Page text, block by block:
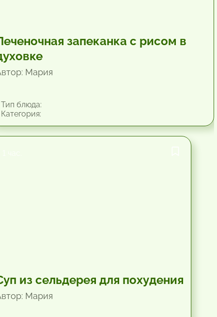
запеканка с рисом в
Мария
блюда:
из сельдерея для похудения
Мария